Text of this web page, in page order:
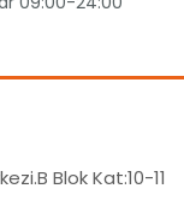
Blok Kat:10-11